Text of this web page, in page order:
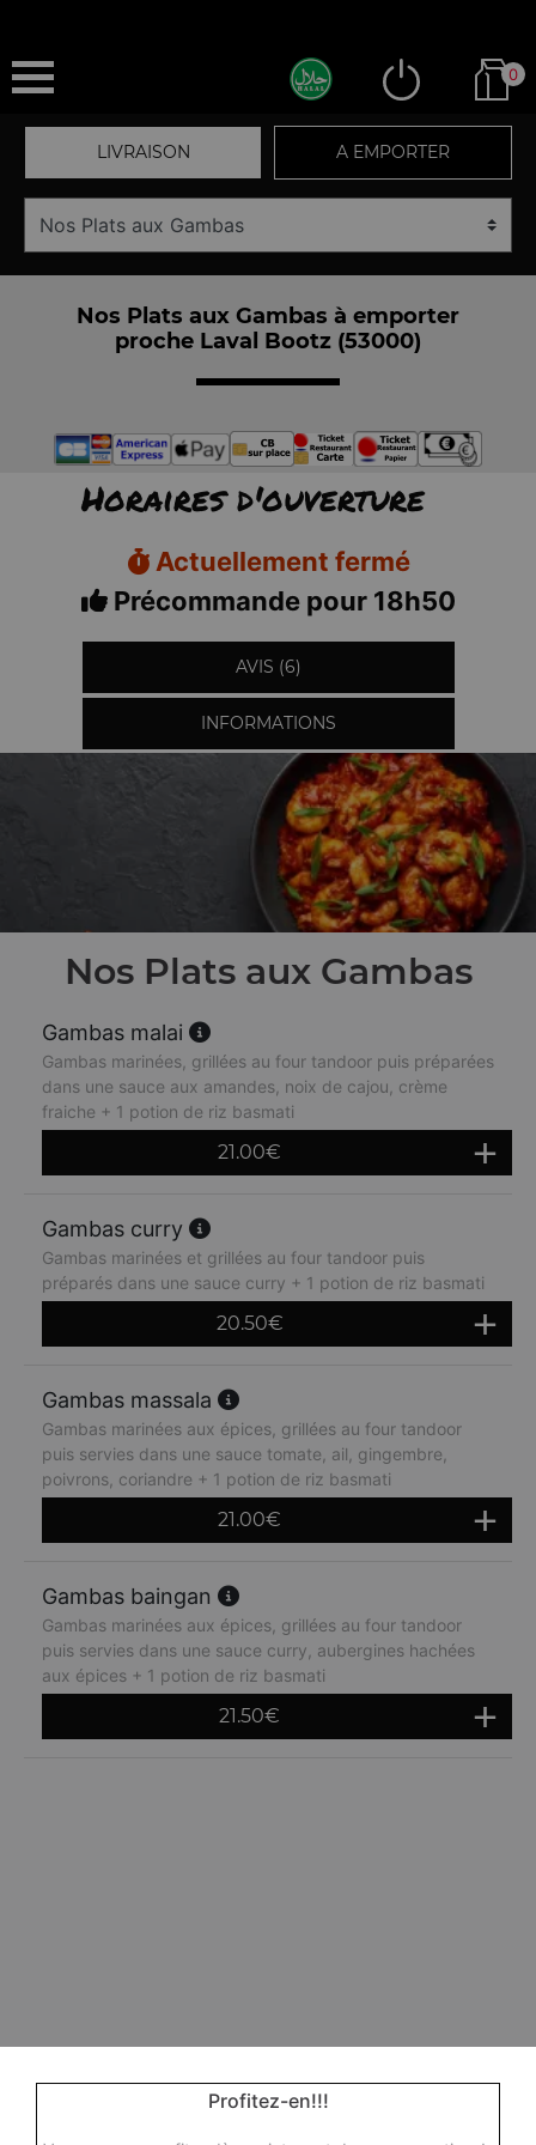
0
LIVRAISON A EMPORTER
Nos Plats aux Gambas à emporter
proche Laval Bootz (53000)
Horaires d'ouverture
Actuellement fermé
Précommande pour 18h50
AVIS (6)
INFORMATIONS
Nos Plats aux Gambas
Gambas malai
Gambas marinées, grillées au four tandoor puis préparées
dans une sauce aux amandes, noix de cajou, crème
fraiche + 1 potion de riz basmati
21.00€
Gambas curry
Gambas marinées et grillées au four tandoor puis
préparés dans une sauce curry + 1 potion de riz basmati
20.50€
Gambas massala
Gambas marinées aux épices, grillées au four tandoor
puis servies dans une sauce tomate, ail, gingembre,
poivrons, coriandre + 1 potion de riz basmati
21.00€
Gambas baingan
Gambas marinées aux épices, grillées au four tandoor
puis servies dans une sauce curry, aubergines hachées
aux épices + 1 potion de riz basmati
21.50€
Profitez-en!!!